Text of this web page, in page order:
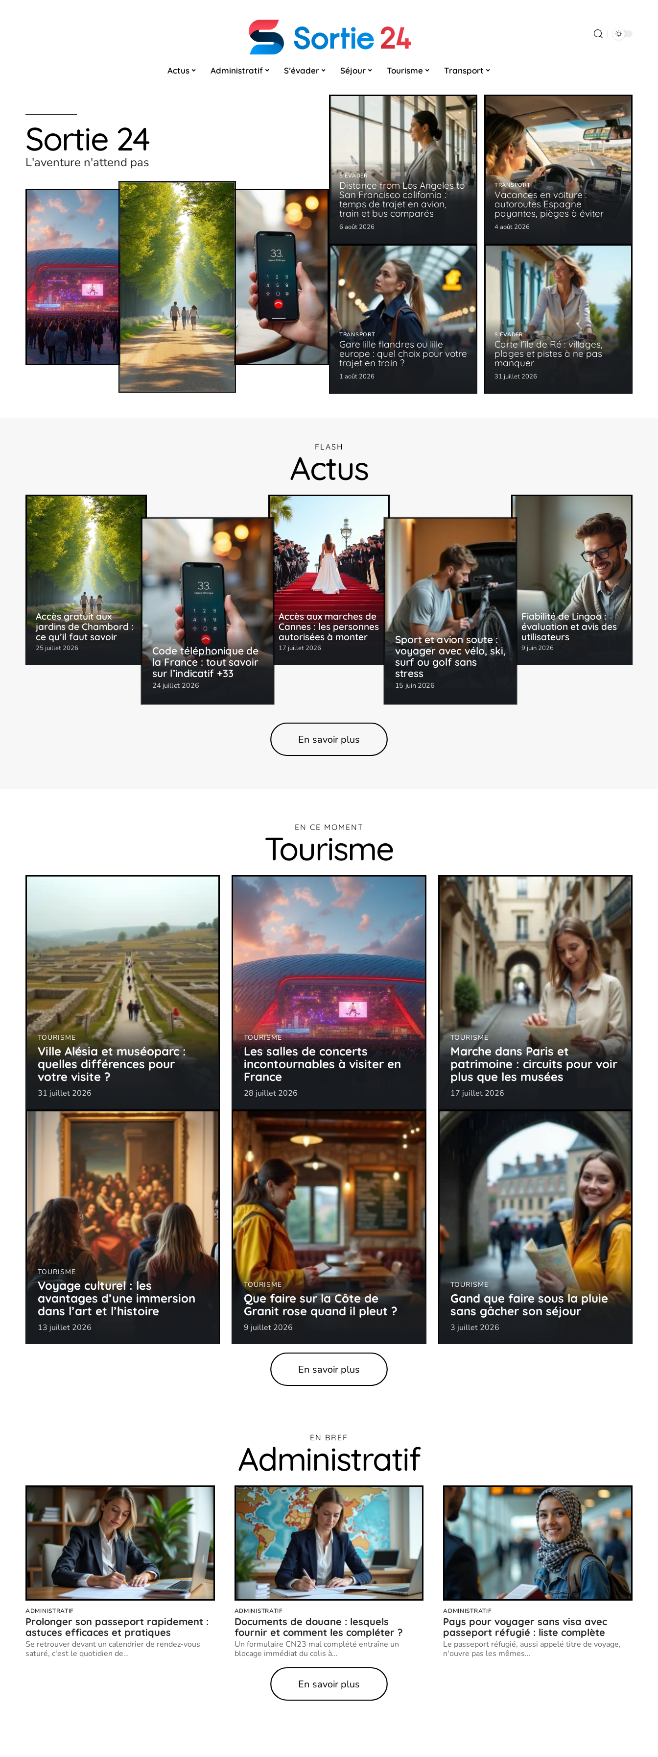
Actus Administratif S’évader Séjour Tourisme Transport
Sortie 24
L'aventure n'attend pas
S'ÉVADER
Distance from Los Angeles to
San Francisco california :
temps de trajet en avion,
train et bus comparés
6 août 2026
TRANSPORT
Vacances en voiture :
autoroutes Espagne
payantes, pièges à éviter
4 août 2026
TRANSPORT
Gare lille flandres ou lille
europe : quel choix pour votre
trajet en train ?
1 août 2026
S'ÉVADER
Carte l’île de Ré : villages,
plages et pistes à ne pas
manquer
31 juillet 2026
FLASH
Actus
Accès gratuit aux
jardins de Chambord :
ce qu’il faut savoir
25 juillet 2026 Code téléphonique de
la France : tout savoir
sur l’indicatif +33
24 juillet 2026
Accès aux marches de
Cannes : les personnes
autorisées à monter
17 juillet 2026
Sport et avion soute :
voyager avec vélo, ski,
surf ou golf sans
stress
15 juin 2026
Fiabilité de Lingoo :
évaluation et avis des
utilisateurs
9 juin 2026
En savoir plus
EN CE MOMENT
Tourisme
TOURISME
Ville Alésia et muséoparc :
quelles différences pour
votre visite ?
31 juillet 2026
TOURISME
Les salles de concerts
incontournables à visiter en
France
28 juillet 2026
TOURISME
Marche dans Paris et
patrimoine : circuits pour voir
plus que les musées
17 juillet 2026
TOURISME
Voyage culturel : les
avantages d’une immersion
dans l’art et l’histoire
13 juillet 2026
TOURISME
Que faire sur la Côte de
Granit rose quand il pleut ?
9 juillet 2026
TOURISME
Gand que faire sous la pluie
sans gâcher son séjour
3 juillet 2026
En savoir plus
EN BREF
Administratif
ADMINISTRATIF
Prolonger son passeport rapidement :
astuces efficaces et pratiques
Se retrouver devant un calendrier de rendez-vous
saturé, c'est le quotidien de…
ADMINISTRATIF
Documents de douane : lesquels
fournir et comment les compléter ?
Un formulaire CN23 mal complété entraîne un
blocage immédiat du colis à…
ADMINISTRATIF
Pays pour voyager sans visa avec
passeport réfugié : liste complète
Le passeport réfugié, aussi appelé titre de voyage,
n'ouvre pas les mêmes…
En savoir plus